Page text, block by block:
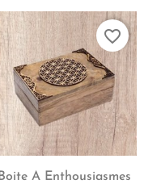
 Aperçu rapide
Boite A Enthousiasmes
favorite_border